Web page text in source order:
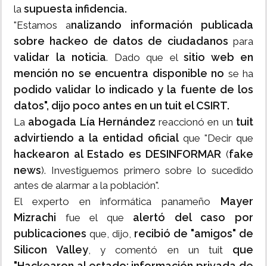
la supuesta infidencia.
"Estamos analizando información publicada
sobre hackeo de datos de ciudadanos para
validar la noticia. Dado que el sitio web en
mención no se encuentra disponible no se ha
podido validar lo indicado y la fuente de los
datos", dijo poco antes en un tuit el CSIRT.
La abogada Lía Hernández reaccionó en un tuit
advirtiendo a la entidad oficialque "Decir que
hackearon al Estado es DESINFORMAR (fake
news). Investiguemos primero sobre lo sucedido
antes de alarmar a la población".
El experto en informática panameño Mayer
Mizrachi fue el que alertó del caso por
publicaciones que, dijo, recibió de "amigos" de
Silicon Valley, y comentó en un tuit que